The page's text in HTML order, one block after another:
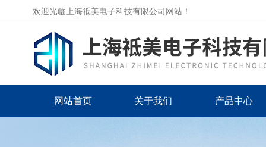
欢迎光临上海祗美电子科技有限公司网站！
网站首页 关于我们 产品中心